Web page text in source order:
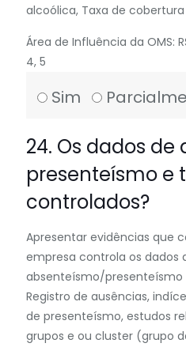
alcoólica, Taxa de
Área de Influência da OMS:
4, 5
Sim
24. Os dados
presenteísmo e
controlados?
Apresentar evidências que
empresa controla os dados
absenteísmo/presenteísmo
Registro de ausências,
de presenteísmo, estudos
grupos e ou cluster (grupo